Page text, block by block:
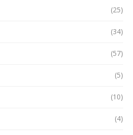
(25)
(34)
(57)
(5)
(10)
(4)